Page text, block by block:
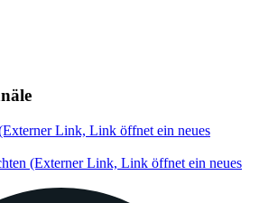
Link, Link öffnet ein neues
(Externer Link, Link öffnet ein neues